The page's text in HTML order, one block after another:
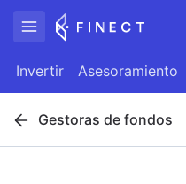
Invertir Asesoramiento
Gestoras de fondos